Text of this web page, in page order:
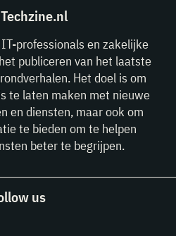
Techzine.nl
professionals en zakelijke
publiceren van het laatste
Het doel is om
te laten maken met nieuwe
en diensten, maar ook om
te bieden om te helpen
beter te begrijpen.
us